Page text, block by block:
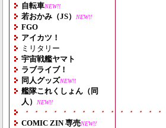
自転車NEW!!
若おかみ（JS） NEW!!
FGO
アイカツ！
ミリタリー
宇宙戦艦ヤマト
ラブライブ！
同人グッズNEW!!
艦隊これくしょん（同
人）
NEW!!
・・・・・・・・・・・・・・・
COMIC ZIN 専売NEW!!